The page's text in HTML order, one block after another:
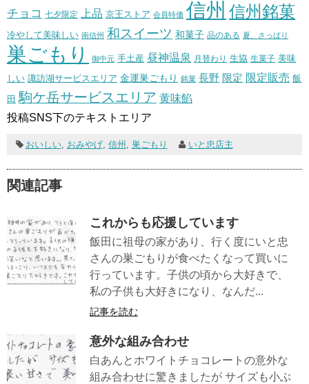
チョコ 七夕限定 上品 京王ストア 会員特価 信州 信州銘菓
冷やして美味しい 南信州 和スイーツ 和菓子 品のある 夏、さっぱり
巣ごもり 御中元 手土産 昼神温泉 月替わり 生協 生菓子 美味
しい 諏訪湖サービスエリア 金運巣ごもり 銘菓 長野 限定 限定販売 飯
田 駒ケ岳サービスエリア 黄味餡
投稿SNS下のテキストエリア
おいしい, おみやげ, 信州 巣ごもり いと忠店主
関連記事
これからも応援しています
飯田に祖母の家があり、行く度にいと忠
さんの巣ごもりが食べたくなって買いに
行っています。子供の頃から大好きで、
私の子供も大好きになり、なんだ...
記事を読む
意外な組み合わせ
白あんとホワイトチョコレートの意外な
組み合わせに驚きましたが サイズも小ぶ